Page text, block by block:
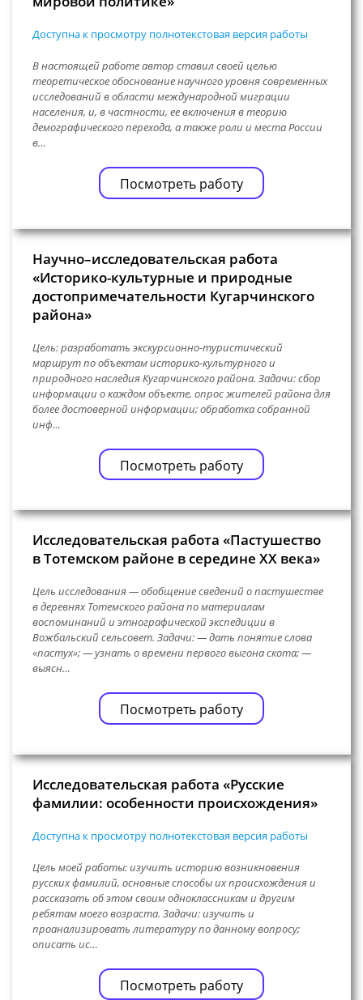
Доступна к просмотру полнотекстовая версия работы
В настоящей работе автор ставил своей целью
теоретическое обоснование научного уровня современных
исследований в области международной миграции
населения, и, в частности, ее включения в теорию
демографического перехода, а также роли и места России
в…
Посмотреть работу
Научно–исследовательская работа
«Историко-культурные и природные
достопримечательности Кугарчинского
района»
Цель: разработать экскурсионно-туристический
маршрут по объектам историко-культурного и
природного наследия Кугарчинского района. Задачи: сбор
информации о каждом объекте, опрос жителей района для
более достоверной информации; обработка собранной
инф…
Посмотреть работу
Исследовательская работа «Пастушество
в Тотемском районе в середине XX века»
Цель исследования — обобщение сведений о пастушестве
в деревнях Тотемского района по материалам
воспоминаний и этнографической экспедиции в
Вожбальский сельсовет. Задачи: — дать понятие слова
«пастух»; — узнать о времени первого выгона скота; —
выясн…
Посмотреть работу
Исследовательская работа «Русские
фамилии: особенности происхождения»
Доступна к просмотру полнотекстовая версия работы
Цель моей работы: изучить историю возникновения
русских фамилий, основные способы их происхождения и
рассказать об этом своим одноклассникам и другим
ребятам моего возраста. Задачи: изучить и
проанализировать литературу по данному вопросу;
описать ис…
Посмотреть работу